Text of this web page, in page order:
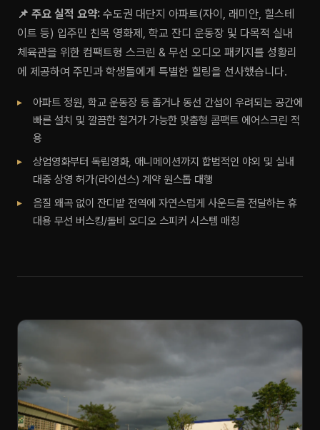
📌 주요 실적 요약: 수도권 대단지 아파트(자이, 래미안, 힐스테
이트 등) 입주민 친목 영화제, 학교 잔디 운동장 및 다목적 실내
체육관을 위한 컴팩트형 스크린 & 무선 오디오 패키지를 성황리
에 제공하여 주민과 학생들에게 특별한 힐링을 선사했습니다.
아파트 정원, 학교 운동장 등 좁거나 동선 간섭이 우려되는 공간에
빠른 설치 및 깔끔한 철거가 가능한 맞춤형 콤팩트 에어스크린 적
용
상업영화부터 독립영화, 애니메이션까지 합법적인 야외 및 실내
대중 상영 허가(라이선스) 계약 원스톱 대행
음질 왜곡 없이 잔디밭 전역에 자연스럽게 사운드를 전달하는 휴
대용 무선 버스킹/돌비 오디오 스피커 시스템 매칭